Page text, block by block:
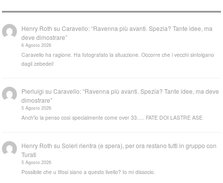
Henry Roth suCaravello: “Ravenna più avanti. Spezia? Tante idee, ma
deve dimostrare”
6 Agosto 2026
Caravello ha ragione. Ha fotografato la situazione. Occorre che i vecchi sintolgano
dagli zebedei!
Pierluigi suCaravello: “Ravenna più avanti. Spezia? Tante idee, ma deve
dimostrare”
5 Agosto 2026
Anch'io la penso così specialmente come over 33..... FATE DOI LASTRE ASE
Henry Roth suSoleri rientra (e spera), per ora restano tutti in gruppo con
Turati
5 Agosto 2026
Possibile che u tifosi siano a questo livello? Io mi dissocio.